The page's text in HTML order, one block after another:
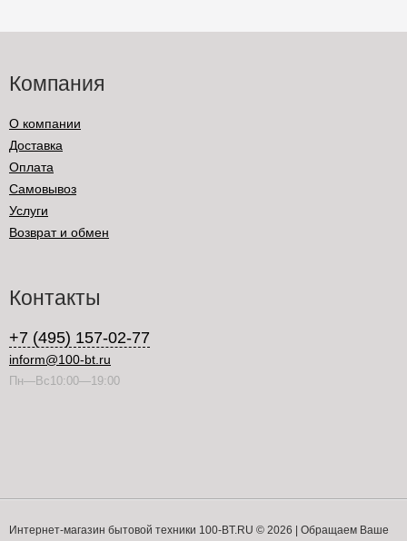
Компания
О компании
Доставка
Оплата
Самовывоз
Услуги
Возврат и обмен
Контакты
+7 (495) 157-02-77
inform@100-bt.ru
Пн—Вс10:00—19:00
Интернет-магазин бытовой техники 100-BT.RU © 2026 | Обращаем Ваше